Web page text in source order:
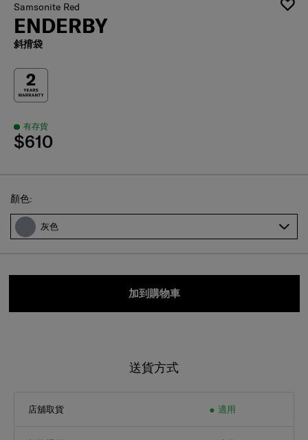
Samsonite Red
ENDERBY
斜揹袋
有存貨
$610
Select
顏色:
灰色
加到購物車
送貨方式
店舖取貨 適用